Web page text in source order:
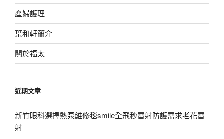
產婦護理
葉和軒簡介
關於福太
近期文章
新竹眼科選擇熱泵維修毯smile全飛秒雷射防護需求老花雷
射